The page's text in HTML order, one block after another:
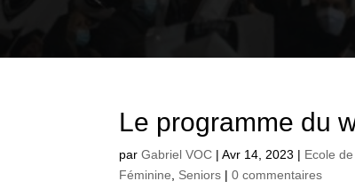
Le programme du
parGabriel VOC |Avr 14, 2023 | Ecole
Féminine, Seniors |0 commentaires